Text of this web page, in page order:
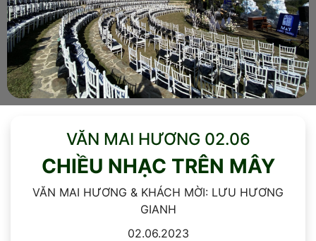
VĂN MAI HƯƠNG 02.06
CHIỀU NHẠC TRÊN MÂY
VĂN MAI HƯƠNG & KHÁCH MỜI: LƯU HƯƠNG
GIANH
02.06.2023